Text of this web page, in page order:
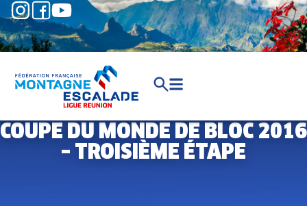
COUPE DU MONDE DE BLOC 2016
– TROISIÈME ÉTAPE